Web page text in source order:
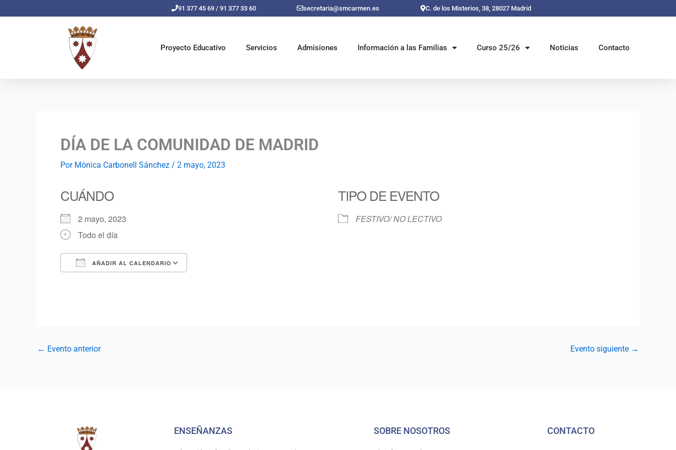
al
91 377 45 69 / 91 377 33 60 secretaria@smcarmen.es C. de los Misterios, 38, 28027 Madrid
Proyecto Educativo Servicios Admisiones Información a las Familias Curso 25/26 Noticias Contacto
DÍA DE LA COMUNIDAD DE MADRID
Por Mónica Carbonell Sánchez / 2 mayo, 2023
CUÁNDO
2 mayo, 2023
Todo el día
AÑADIR AL CALENDARIO
TIPO DE EVENTO
FESTIVO/ NO LECTIVO
← Evento anterior Evento siguiente →
ENSEÑANZAS SOBRE NOSOTROS CONTACTO